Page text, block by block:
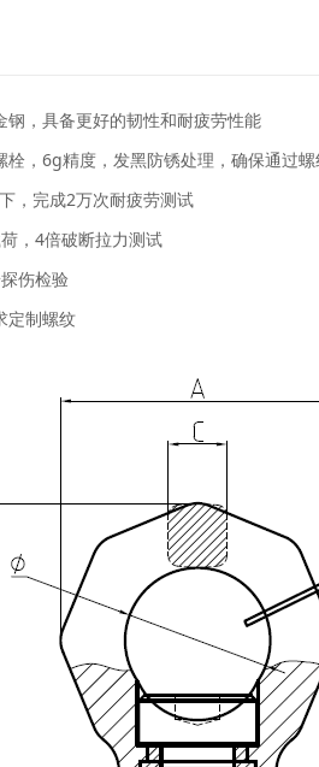
钢，具备更好的韧性和耐疲劳性能
栓，6g精度，发黑防锈处理，确保通过
，完成2万次耐疲劳测试
，4倍破断拉力测试
伤检验
定制螺纹